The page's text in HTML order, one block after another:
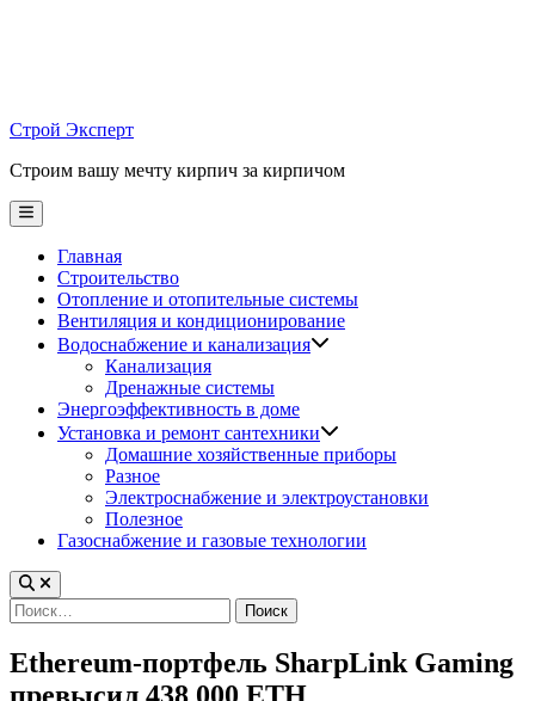
Строй Эксперт
Строим вашу мечту кирпич за кирпичом
Main
Menu
Главная
Строительство
Отопление и отопительные системы
Вентиляция и кондиционирование
Водоснабжение и канализация
Канализация
Дренажные системы
Энергоэффективность в доме
Установка и ремонт сантехники
Домашние хозяйственные приборы
Разное
Электроснабжение и электроустановки
Полезное
Газоснабжение и газовые технологии
Найти:
Ethereum-портфель SharpLink Gaming
превысил 438 000 ETH